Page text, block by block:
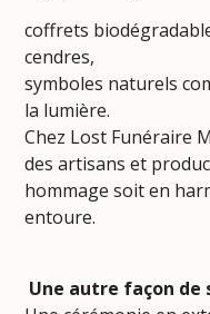
coffrets
cendres,
symboles naturels
la lumière.
Chez Lost Funéraire
des artisans et
hommage soit en
entoure.
Une autre façon de